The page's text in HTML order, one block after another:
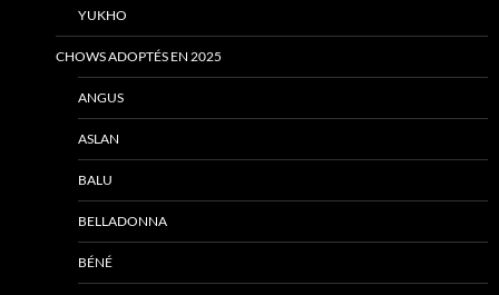
YUKHO
CHOWS ADOPTÉS EN 2025
ANGUS
ASLAN
BALU
BELLADONNA
BÉNÉ